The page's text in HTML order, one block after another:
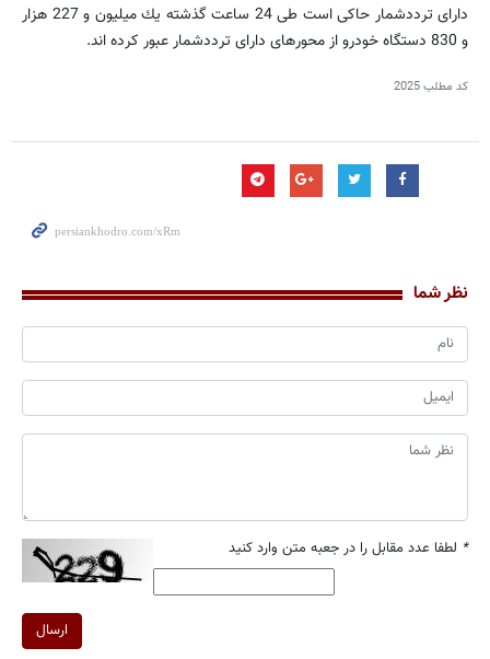
دارای ترددشمار حاكی است طی 24 ساعت گذشته یك میلیون و 227 هزار
و 830 دستگاه خودرو از محورهای دارای ترددشمار عبور كرده اند.
کد مطلب2025
نظر شما
* لطفا عدد مقابل را در جعبه متن وارد کنید
ارسال